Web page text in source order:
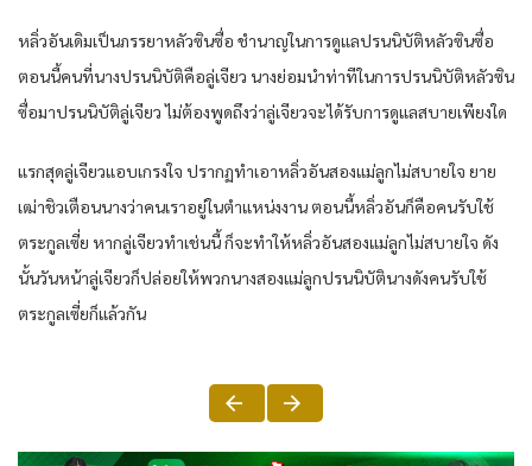
หลิ่วอันเดิมเป็นภรรยาหลัวซินซื่อ ชำนาญในการดูแลปรนนิบัติหลัวซินซื่อ
ตอนนี้คนที่นางปรนนิบัติคือลู่เจียว นางย่อมนำท่าทีในการปรนนิบัติหลัวซิน
ซื่อมาปรนนิบัติลู่เจียว ไม่ต้องพูดถึงว่าลู่เจียวจะได้รับการดูแลสบายเพียงใด
แรกสุดลู่เจียวแอบเกรงใจ ปรากฏทำเอาหลิ่วอันสองแม่ลูกไม่สบายใจ ยาย
เฒ่าชิวเตือนนางว่าคนเราอยู่ในตำแหน่งงาน ตอนนี้หลิ่วอันก็คือคนรับใช้
ตระกูลเซี่ย หากลู่เจียวทำเช่นนี้ ก็จะทำให้หลิ่วอันสองแม่ลูกไม่สบายใจ ดัง
นั้นวันหน้าลู่เจียวก็ปล่อยให้พวกนางสองแม่ลูกปรนนิบัตินางดังคนรับใช้
ตระกูลเซี่ยก็แล้วกัน